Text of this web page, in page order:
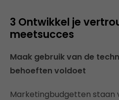
3 Ontwikkel je
meetsucces
Maak gebruik van de
behoeften voldoet
Marketingbudgetten